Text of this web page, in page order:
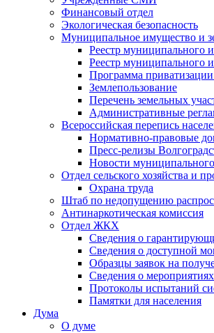
Финансовый отдел
Экологическая безопасность
Муниципальное имущество и
Реестр муниципального
Реестр муниципального
Программа
Землепользование
Перечень земельных
Административные
Всероссийская перепись
Нормативно-правовые
Пресс-релизы
Новости
Отдел сельского хозяйства и
Охрана труда
Штаб по недопущению
Антинаркотическая комиссия
Отдел ЖКХ
Сведения о
Сведения о доступной
Образцы заявок на
Сведения о
Протоколы испытаний
Памятки для населения
Дума
О думе